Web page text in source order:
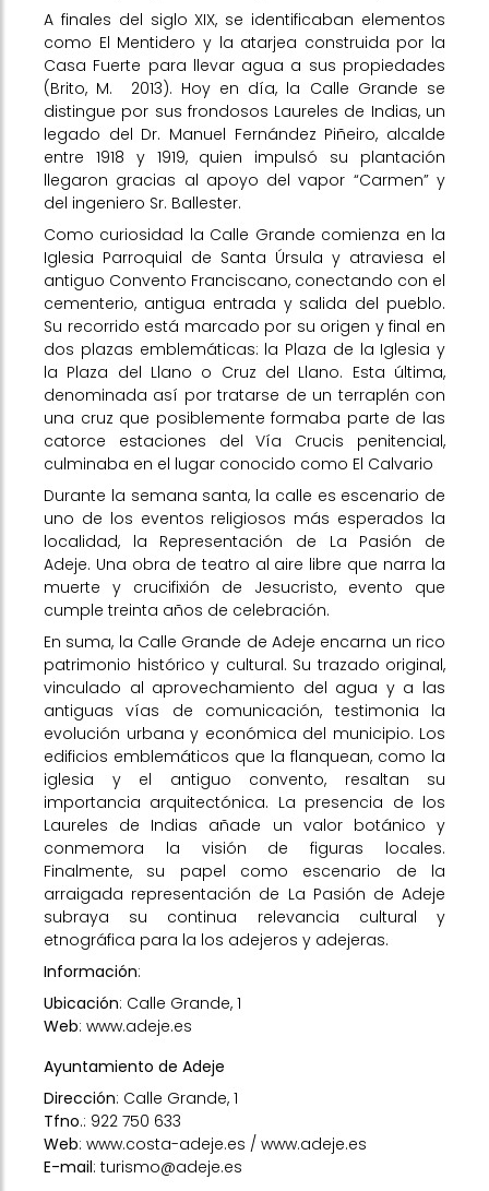
A finales del siglo XIX, se identificaban elementos
como El Mentidero y la atarjea construida por la
Casa Fuerte para llevar agua a sus propiedades
(Brito, M.
2013). Hoy en día, la Calle Grande se
distingue por sus frondosos Laureles de Indias, un
legado del Dr. Manuel Fernández Piñeiro, alcalde
entre 1918 y 1919, quien impulsó su plantación
llegaron gracias al apoyo del vapor “Carmen” y
del ingeniero Sr. Ballester.
Como curiosidad la Calle Grande comienza en la
Iglesia Parroquial de Santa Úrsula y atraviesa el
antiguo Convento Franciscano, conectando con el
cementerio, antigua entrada y salida del pueblo.
Su recorrido está marcado por su origen y final en
dos plazas emblemáticas: la Plaza de la Iglesia y
la Plaza del Llano o Cruz del Llano. Esta última,
denominada así por tratarse de un terraplén con
una cruz que posiblemente formaba parte de las
catorce estaciones del Vía Crucis penitencial,
culminaba en el lugar conocido como El Calvario
Durante la semana santa, la calle es escenario de
uno de los eventos religiosos más esperados la
localidad, la Representación de La Pasión de
Adeje. Una obra de teatro al aire libre que narra la
muerte y crucifixión de Jesucristo, evento que
cumple treinta años de celebración.
En suma, la Calle Grande de Adeje encarna un rico
patrimonio histórico y cultural. Su trazado original,
vinculado al aprovechamiento del agua y a las
antiguas vías de comunicación, testimonia la
evolución urbana y económica del municipio. Los
edificios emblemáticos que la flanquean, como la
iglesia y el antiguo convento, resaltan su
importancia arquitectónica. La presencia de los
Laureles de Indias añade un valor botánico y
conmemora la visión de figuras locales.
Finalmente, su papel como escenario de la
arraigada representación de La Pasión de Adeje
subraya su continua relevancia cultural y
etnográfica para la los adejeros y adejeras.
Información:
Ubicación: Calle Grande, 1
Web: www.adeje.es
Ayuntamiento de Adeje
Dirección: Calle Grande, 1
Tfno.: 922 750 633
Web: www.costa-adeje.es / www.adeje.es
E-mail: turismo@adeje.es